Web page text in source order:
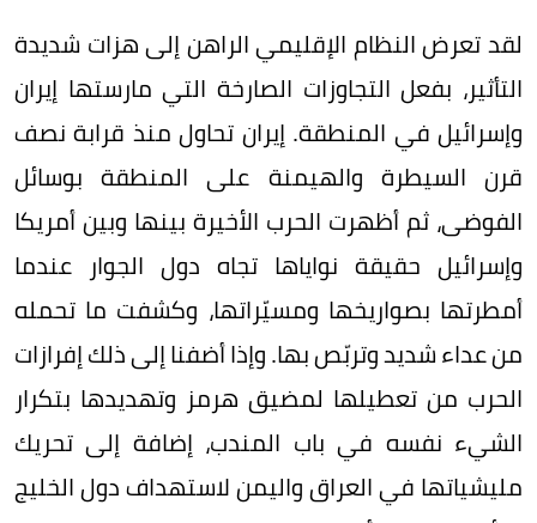
لقد تعرض النظام الإقليمي الراهن إلى هزات شديدة
التأثير، بفعل التجاوزات الصارخة التي مارستها إيران
وإسرائيل في المنطقة. إيران تحاول منذ قرابة نصف
قرن السيطرة والهيمنة على المنطقة بوسائل
الفوضى، ثم أظهرت الحرب الأخيرة بينها وبين أمريكا
وإسرائيل حقيقة نواياها تجاه دول الجوار عندما
أمطرتها بصواريخها ومسيّراتها، وكشفت ما تحمله
من عداء شديد وتربّص بها. وإذا أضفنا إلى ذلك إفرازات
الحرب من تعطيلها لمضيق هرمز وتهديدها بتكرار
الشيء نفسه في باب المندب، إضافة إلى تحريك
مليشياتها في العراق واليمن لاستهداف دول الخليج